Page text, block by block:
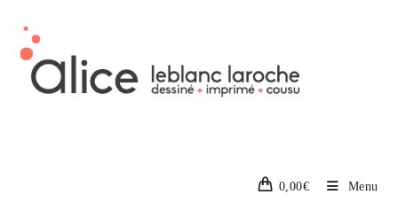
content
0,00€ Menu